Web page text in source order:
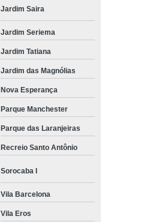
Jardim Saira
Jardim Seriema
Jardim Tatiana
Jardim das Magnólias
Nova Esperança
Parque Manchester
Parque das Laranjeiras
Recreio Santo Antônio
Sorocaba I
Vila Barcelona
Vila Eros